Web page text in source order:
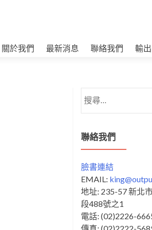
關於我們 最新消息 聯絡我們 輸
尋
鍵
字:
聯絡我們
臉書連結
EMAIL:
地址: 235-57 新北
段488號之1
電話: (02)2226-